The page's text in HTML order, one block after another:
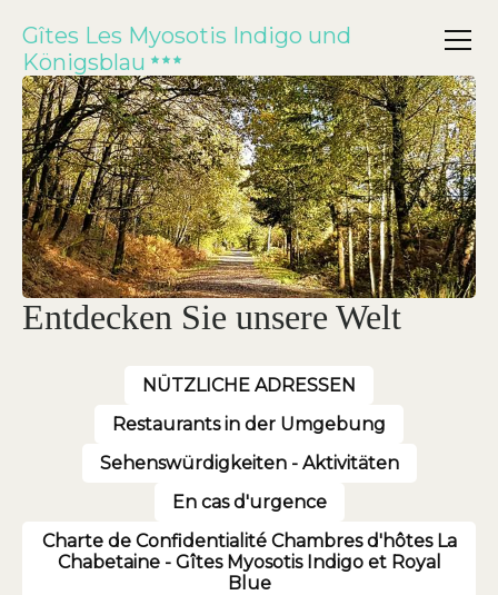
Gîtes Les Myosotis Indigo und
Königsblau
Entdecken Sie unsere Welt
NÜTZLICHE ADRESSEN
Restaurants in der Umgebung
Sehenswürdigkeiten - Aktivitäten
En cas d'urgence
Charte de Confidentialité Chambres d'hôtes La
Chabetaine - Gîtes Myosotis Indigo et Royal
Blue